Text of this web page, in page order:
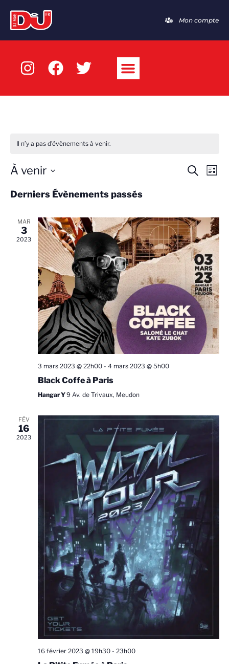
Mon compte
Il n’y a pas d’évènements à venir.
vues
Liste
À venir
Sélectionnez
une
Derniers Évènements passés
MAR
3
2023
3 mars 2023 @ 22h00- 4 mars 2023 @ 5h00
Black Coffe à Paris
Hangar Y9 Av. de Trivaux, Meudon
FÉV
16
2023
16 février 2023 @ 19h30- 23h00